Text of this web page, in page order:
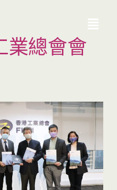
業總會會